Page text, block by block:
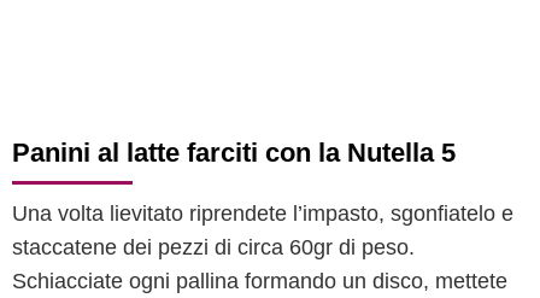
Panini al latte farciti con la Nutella 5
Una volta lievitato riprendete l’impasto, sgonfiatelo e
staccatene dei pezzi di circa 60gr di peso.
Schiacciate ogni pallina formando un disco, mettete